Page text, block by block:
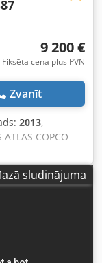
9 200 €
Fiksēta cena plus PVN
Zvanīt
2013,
ATLAS COPCO
ATLAS COPCO
- Ražība: 5,00
gads: 2013 -
sludinājuma